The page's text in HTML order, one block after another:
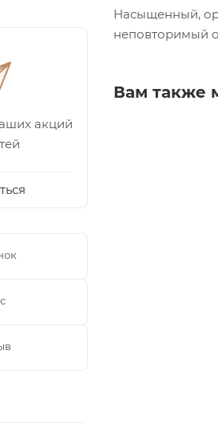
Насыщенный,
неповторимый
Вам также
акций